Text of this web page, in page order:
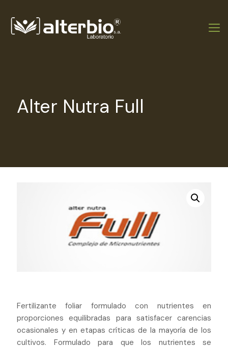
Alter Nutra Full
Fertilizante foliar formulado con nutrientes en
proporciones equilibradas para satisfacer carencias
ocasionales y en etapas críticas de la mayoría de los
cultivos. Formulado para que los nutrientes se